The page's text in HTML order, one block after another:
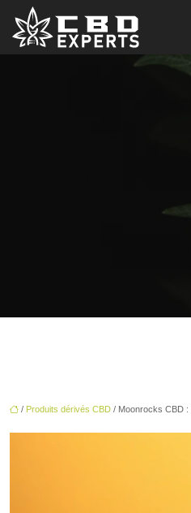
/ Produits dérivés CBD / Moonrocks CBD :